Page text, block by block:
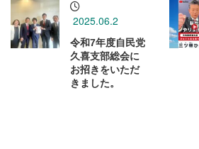
2025.06.2
令和7年度自民党
久喜支部総会に
お招きをいただ
きました。